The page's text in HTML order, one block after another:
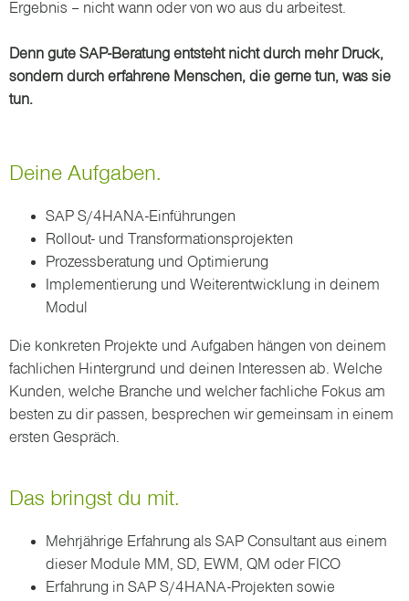
Ergebnis – nicht wann oder von wo aus du arbeitest.
Denn gute SAP-Beratung entsteht nicht durch mehr Druck,
sondern durch erfahrene Menschen, die gerne tun, was sie
tun.
Deine Aufgaben.
SAP S/4HANA-Einführungen
Rollout- und Transformationsprojekten
Prozessberatung und Optimierung
Implementierung und Weiterentwicklung in deinem
Modul
Die konkreten Projekte und Aufgaben hängen von deinem
fachlichen Hintergrund und deinen Interessen ab. Welche
Kunden, welche Branche und welcher fachliche Fokus am
besten zu dir passen, besprechen wir gemeinsam in einem
ersten Gespräch.
Das bringst du mit.
Mehrjährige Erfahrung als SAP Consultant aus einem
dieser Module MM, SD, EWM, QM oder FICO
Erfahrung in SAP S/4HANA-Projekten sowie